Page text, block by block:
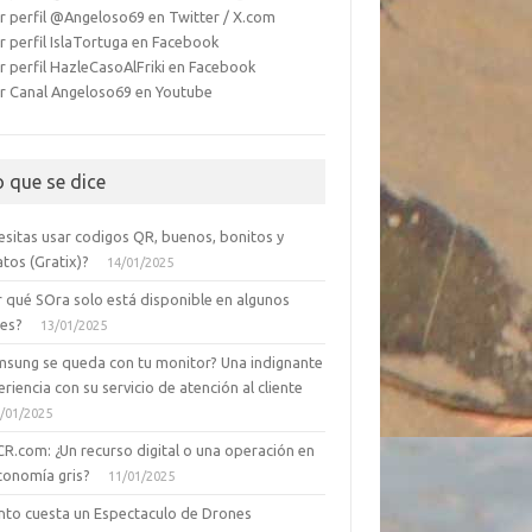
perfil @Angeloso69 en Twitter / X.com
perfil IslaTortuga en Facebook
perfil HazleCasoAlFriki en Facebook
Canal Angeloso69 en Youtube
que se dice
usar codigos QR, buenos, bonitos y
(Gratix)?
14/01/2025
qué SOra solo está disponible en algunos
13/01/2025
se queda con tu monitor? Una indignante
con su servicio de atención al cliente
01/2025
¿Un recurso digital o una operación en
gris?
11/01/2025
cuesta un Espectaculo de Drones